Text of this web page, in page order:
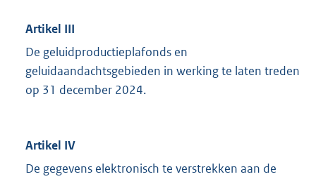
Artikel III
De geluidproductieplafonds en
geluidaandachtsgebieden in werking te laten treden
op 31 december 2024.
Artikel IV
De gegevens elektronisch te verstrekken aan de